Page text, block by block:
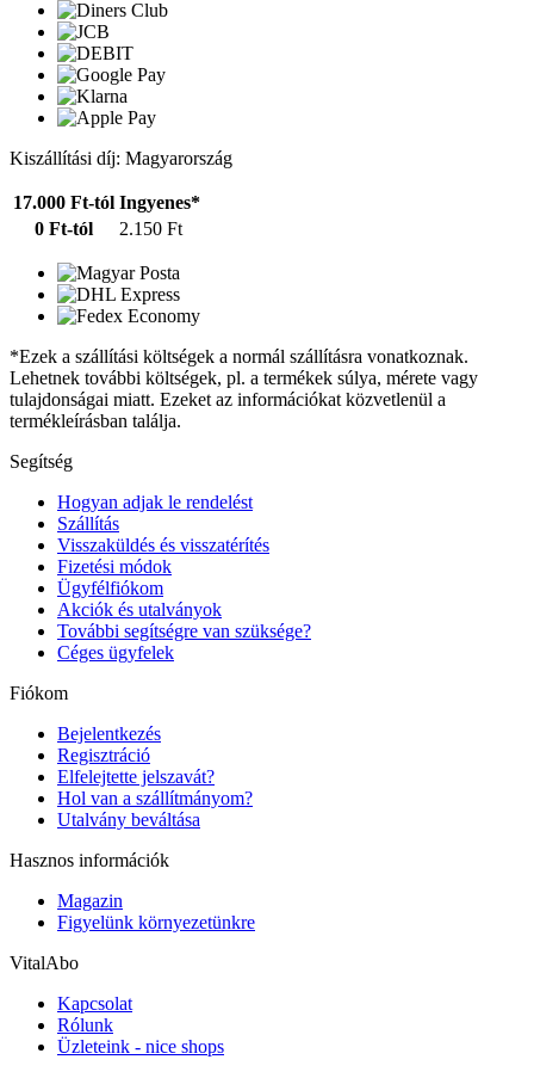
Kiszállítási díj: Magyarország
17.000 Ft-tól Ingyenes*
0 Ft-tól
2.150 Ft
*Ezek a szállítási költségek a normál szállításra vonatkoznak.
Lehetnek további költségek, pl. a termékek súlya, mérete vagy
tulajdonságai miatt. Ezeket az információkat közvetlenül a
termékleírásban találja.
Segítség
Hogyan adjak le rendelést
Szállítás
Visszaküldés és visszatérítés
Fizetési módok
Ügyfélfiókom
Akciók és utalványok
További segítségre van szüksége?
Céges ügyfelek
Fiókom
Bejelentkezés
Regisztráció
Elfelejtette jelszavát?
Hol van a szállítmányom?
Utalvány beváltása
Hasznos információk
Magazin
Figyelünk környezetünkre
VitalAbo
Kapcsolat
Rólunk
Üzleteink - nice shops